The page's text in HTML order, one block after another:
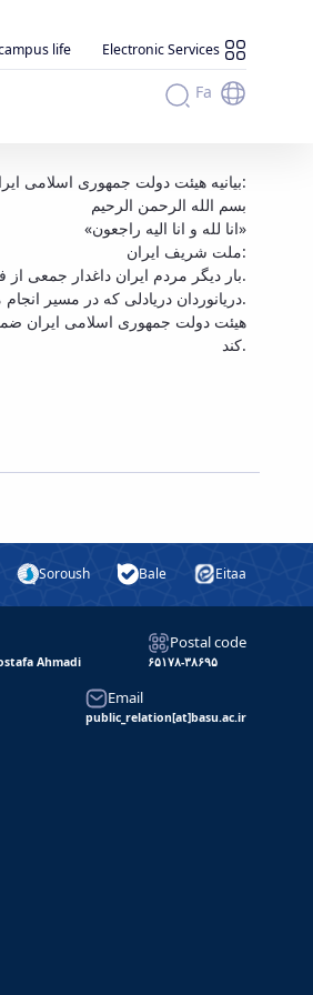
life Electronic Services
Fa
بیانیه هیئت دولت جمهوری اسلامی ایران بدین شرح است:
بسم الله الرحمن الرحیم
«انا لله و انا الیه راجعون»
ملت شریف ایران:
بار دیگر مردم ایران داغدار جمعی از فرزندان سخت کوش و فداکار خود شد.
دریانوردان دریادلی که در مسیر انجام ماموریت و تلاش برای پیشبرد اهداف کشور و بر اثر سانحه ای دردناک جان به جان آفرین تسلیم کردند و به جمع شهیدان خدمت پیوستند.
کند.
Soroush Bale Eitaa
Ahmadi
Postal code
۶۵۱۷۸-۳۸۶۹۵
Email
public_relation[at]basu.ac.ir